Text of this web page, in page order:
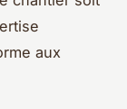
aux